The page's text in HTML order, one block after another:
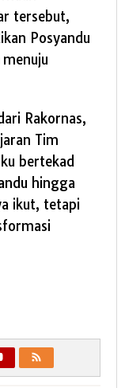
tersebut,
Posyandu
Rakornas,
Tim
bertekad
hingga
ikut, tetapi